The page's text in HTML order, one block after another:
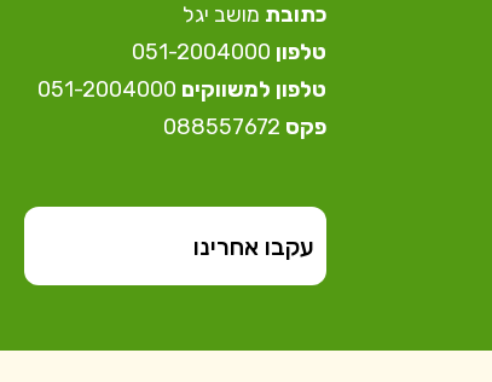
כתובת מושב יגל
טלפון
טלפון למשווקים
פקס 088557672
עקבו אחרינו